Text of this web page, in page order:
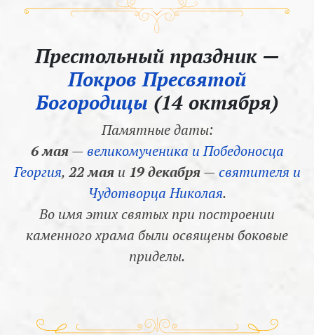
Престольный праздник —
Покров Пресвятой
Богородицы (14 октября)
Памятные даты:
6 мая—великомученика и Победоносца
Георгия, 22 маяи 19 декабря—святителя и
Чудотворца Николая.
Во имя этих святых при построении
каменного храма были освящены боковые
приделы.